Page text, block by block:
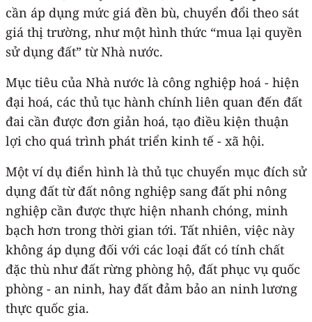
cần áp dụng mức giá đền bù, chuyển đổi theo sát
giá thị trường, như một hình thức “mua lại quyền
sử dụng đất” từ Nhà nước.
Mục tiêu của Nhà nước là công nghiệp hoá - hiện
đại hoá, các thủ tục hành chính liên quan đến đất
đai cần được đơn giản hoá, tạo điều kiện thuận
lợi cho quá trình phát triển kinh tế - xã hội.
Một ví dụ điển hình là thủ tục chuyển mục đích sử
dụng đất từ đất nông nghiệp sang đất phi nông
nghiệp cần được thực hiện nhanh chóng, minh
bạch hơn trong thời gian tới. Tất nhiên, việc này
không áp dụng đối với các loại đất có tính chất
đặc thù như đất rừng phòng hộ, đất phục vụ quốc
phòng - an ninh, hay đất đảm bảo an ninh lương
thực quốc gia.